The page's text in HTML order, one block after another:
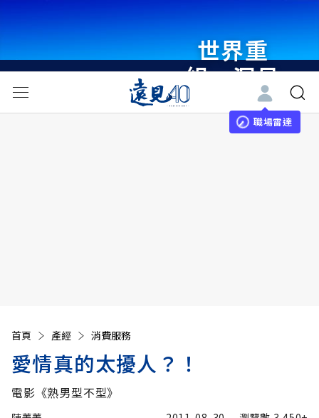
世界重
組・洞見
未來 與
世界領袖
職場雷達
首頁 產經 消費服務
愛情真的太擾人？！
電影《熟男型不型》